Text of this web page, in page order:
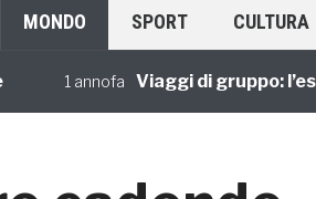
MONDO SPORT CULTURA
1 annofa Viaggi di gruppo: